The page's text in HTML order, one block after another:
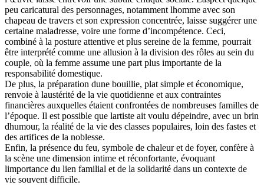
peu caricatural des personnages, notamment lhomme avec son
chapeau de travers et son expression concentrée, laisse suggérer une
certaine maladresse, voire une forme d’incompétence. Ceci,
combiné à la posture attentive et plus sereine de la femme, pourrait
être interprété comme une allusion à la division des rôles au sein du
couple, où la femme assume une part plus importante de la
responsabilité domestique.
De plus, la préparation dune bouillie, plat simple et économique,
renvoie à laustérité de la vie quotidienne et aux contraintes
financières auxquelles étaient confrontées de nombreuses familles de
l’époque. Il est possible que lartiste ait voulu dépeindre, avec un brin
dhumour, la réalité de la vie des classes populaires, loin des fastes et
des artifices de la noblesse.
Enfin, la présence du feu, symbole de chaleur et de foyer, confère à
la scène une dimension intime et réconfortante, évoquant
limportance du lien familial et de la solidarité dans un contexte de
vie souvent difficile.